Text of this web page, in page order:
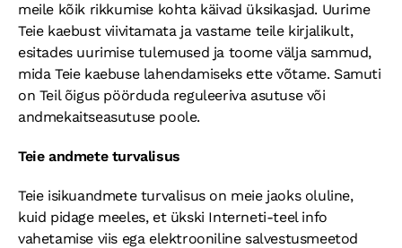
meile kõik rikkumise kohta käivad üksikasjad. Uurime
Teie kaebust viivitamata ja vastame teile kirjalikult,
esitades uurimise tulemused ja toome välja sammud,
mida Teie kaebuse lahendamiseks ette võtame. Samuti
on Teil õigus pöörduda reguleeriva asutuse või
andmekaitseasutuse poole.
Teie andmete turvalisus
Teie isikuandmete turvalisus on meie jaoks oluline,
kuid pidage meeles, et ükski Interneti-teel info
vahetamise viis ega elektrooniline salvestusmeetod